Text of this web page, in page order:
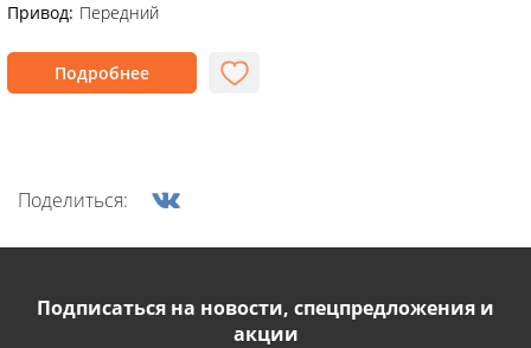
Привод: Передний
Подробнее
Поделиться:
Подписаться на новости, спецпредложения и
акции